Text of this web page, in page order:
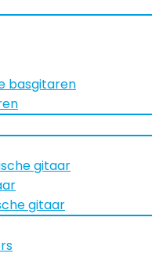
basgitaren
gitaar
gitaar